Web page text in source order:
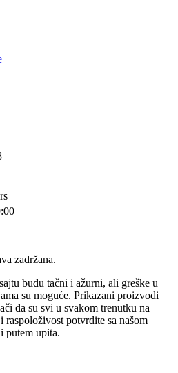
zadržana.
budu tačni i ažurni, ali greške u
su moguće. Prikazani proizvodi
da su svi u svakom trenutku na
raspoloživost potvrdite sa našom
putem upita.